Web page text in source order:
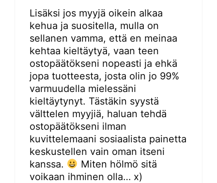
Lisäksi jos myyjä oikein alkaa
kehua ja suositella, mulla on
sellanen vamma, että en meinaa
kehtaa kieltäytyä, vaan teen
ostopäätökseni nopeasti ja ehkä
jopa tuotteesta, josta olin jo 99%
varmuudella mielessäni
kieltäytynyt. Tästäkin syystä
välttelen myyjiä, haluan tehdä
ostopäätökseni ilman
kuvittelemaani sosiaalista painetta
keskustellen vain oman itseni
kanssa.
Miten hölmö sitä
voikaan ihminen olla… x)